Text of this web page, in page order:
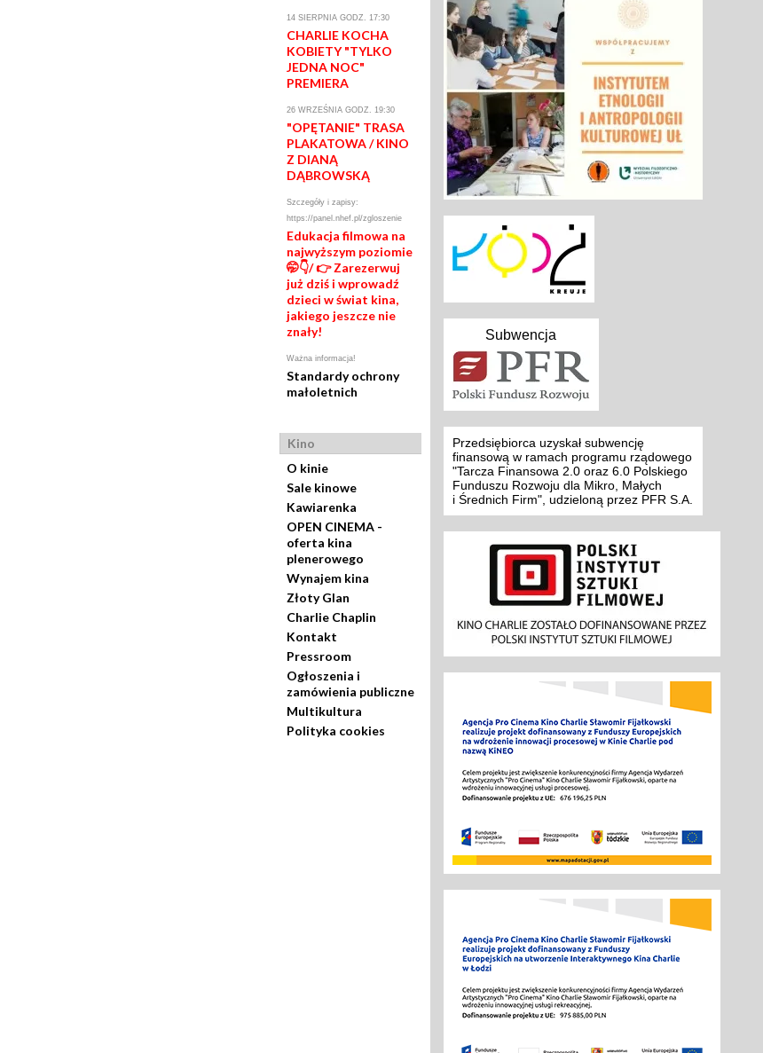
14 SIERPNIA GODZ. 17:30
CHARLIE KOCHA
KOBIETY "TYLKO
JEDNA NOC"
PREMIERA
26 WRZEŚNIA GODZ. 19:30
"OPĘTANIE" TRASA
PLAKATOWA / KINO
Z DIANĄ
DĄBROWSKĄ
Szczegóły i zapisy:
https://panel.nhef.pl/zgloszenie
Edukacja filmowa na
najwyższym poziomie
🤭👇/ 👉 Zarezerwuj
już dziś i wprowadź
dzieci w świat kina,
jakiego jeszcze nie
znały!
Ważna informacja!
Standardy ochrony
małoletnich
Kino
O kinie
Sale kinowe
Kawiarenka
OPEN CINEMA -
oferta kina
plenerowego
Wynajem kina
Złoty Glan
Charlie Chaplin
Kontakt
Pressroom
Ogłoszenia i
zamówienia publiczne
Multikultura
Polityka cookies
Subwencja
Przedsiębiorca uzyskał subwencję
finansową w ramach programu rządowego
"Tarcza Finansowa 2.0 oraz 6.0 Polskiego
Funduszu Rozwoju dla Mikro, Małych
i Średnich Firm", udzieloną przez PFR S.A.